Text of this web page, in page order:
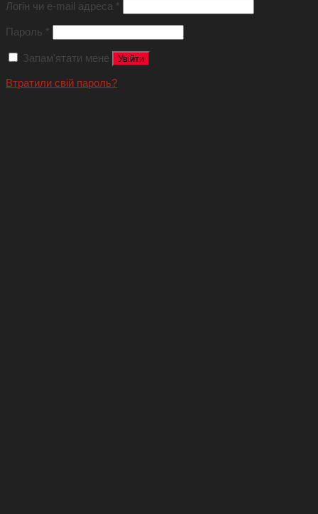
Логін чи e-mail адреса *
Пароль *
Запам'ятати мене Увійти
Втратили свій пароль?